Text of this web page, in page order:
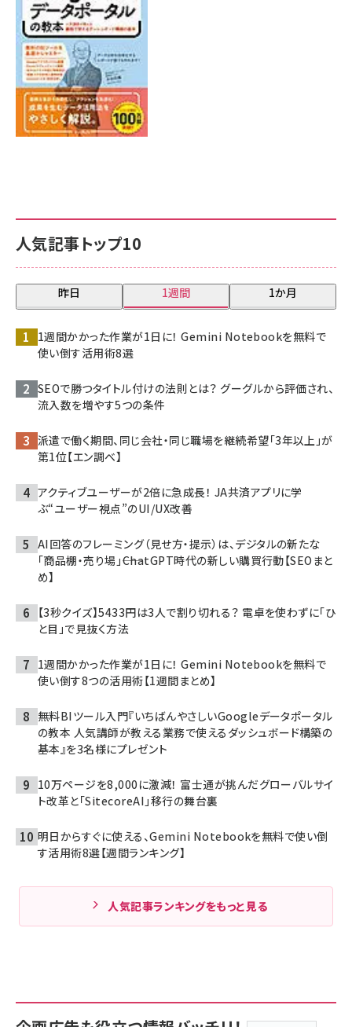
人気記事トップ10
昨日 1週間 1か月
1週間かかった作業が1日に！ Gemini Notebookを無料で
使い倒す活用術8選
SEOで勝つタイトル付けの法則とは？ グーグルから評価され、
流入数を増やす5つの条件
派遣で働く期間、同じ会社・同じ職場を継続希望「3年以上」が
第1位【エン調べ】
アクティブユーザーが2倍に急成長！ JA共済アプリに学
ぶ“ユーザー視点”のUI/UX改善
AI回答のフレーミング（見せ方・提示）は、デジタルの新たな
「商品棚・売り場」――ChatGPT時代の新しい購買行動【SEOまと
め】
【3秒クイズ】5433円は3人で割り切れる？ 電卓を使わずに「ひ
と目」で見抜く方法
1週間かかった作業が1日に！ Gemini Notebookを無料で
使い倒す8つの活用術【1週間まとめ】
無料BIツール入門『いちばんやさしいGoogleデータポータル
の教本 人気講師が教える業務で使えるダッシュボード構築の
基本』を3名様にプレゼント
10万ページを8,000に激減！ 富士通が挑んだグローバルサイ
ト改革と「SitecoreAI」移行の舞台裏
明日からすぐに使える、Gemini Notebookを無料で使い倒
す活用術8選【週間ランキング】
人気記事ランキングをもっと見る
7月31日 10:00